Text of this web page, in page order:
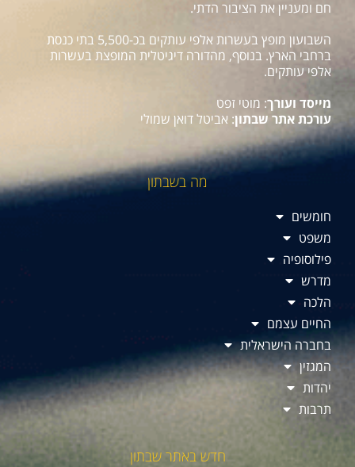
חם ומעניין את הציבור הדתי.
השבועון מופץ בעשרות אלפי עותקים בכ-5,500 בתי כנסת
ברחבי הארץ. בנוסף, מהדורה דיגיטלית המופצת בעשרות
אלפי עותקים.
מייסד ועורך: מוטי זפט
עורכת אתר שבתון: אביטל דואן שמולי
מה בשבתון
חומשים
משפט
פילוסופיה
מדרש
הלכה
החיים עצמם
בחברה הישראלית
המגזין
יהדות
תרבות
חדש באתר שבתון